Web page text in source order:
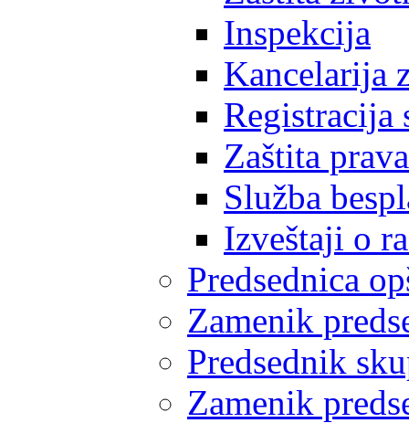
Inspekcija
Kancelarija
Registracija
Zaštita
Služba
Izveštaji o
Predsednica
Zamenik
Predsednik
Zamenik